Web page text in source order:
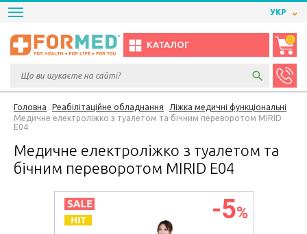
УКР
КАТАЛОГ
0
Головна Реабілітаційне обладнання
Ліжка медичні функціональні
Медичне електроліжко з туалетом та бічним переворотом MIRID
Е04
Медичне електроліжко з туалетом та
бічним переворотом MIRID Е04
-5%